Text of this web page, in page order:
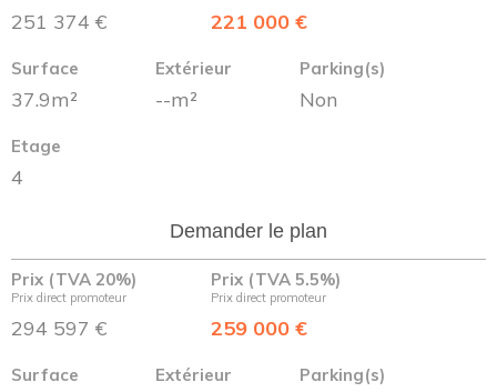
251 374 € 221 000 €
Surface
37.9m²
Extérieur
--m²
Parking(s)
Non
Etage
4
Demander le plan
Prix (TVA 20%)
Prix direct promoteur
294 597 €
Prix (TVA 5.5%)
Prix direct promoteur
259 000 €
Surface Extérieur Parking(s)